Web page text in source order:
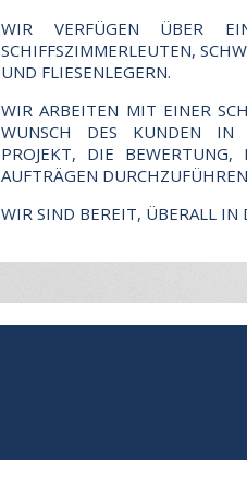
WIR VERFÜGEN ÜBER
SCHIFFSZIMMERLEUTEN,
ND FLIESENLEGERN.
WIR ARBEITEN MIT EINER
WUNSCH DES KUNDEN IN
PROJEKT, DIE
AUFTRÄGEN
WIR SIND BEREIT, ÜBERALL IN